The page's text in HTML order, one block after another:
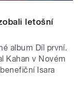
letošní
album Díl první.
Kahan v Novém
Isara